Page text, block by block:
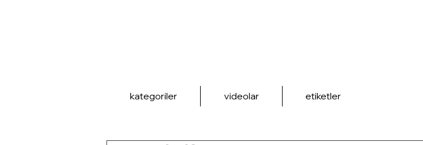
kategoriler videolar etiketler